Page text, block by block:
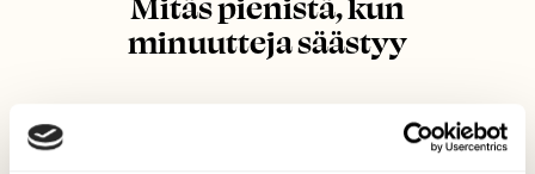
minuutteja säästyy